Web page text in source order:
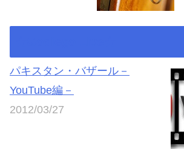
パキスタン・バザール－
YouTube編－
2012/03/27